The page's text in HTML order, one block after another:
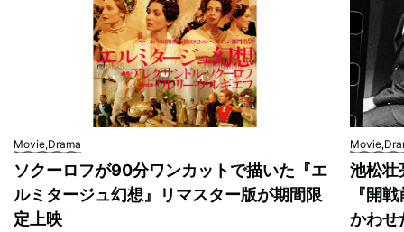
Movie,Drama
ソクーロフが90分ワンカットで描いた『エ
ルミタージュ幻想』リマスター版が期間限
定上映
池松壮
『開
かわせ